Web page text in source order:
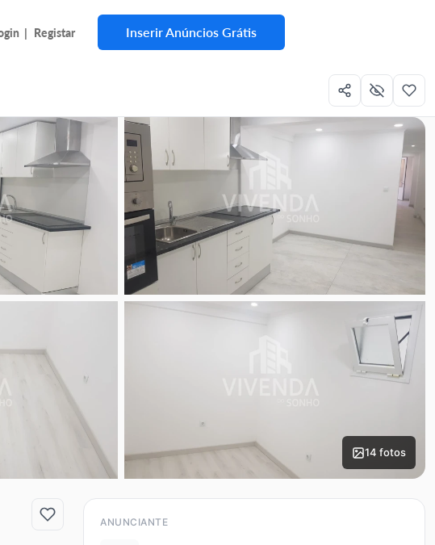
| Registar Inserir Anúncios Grátis
14 fotos
ANUNCIANTE